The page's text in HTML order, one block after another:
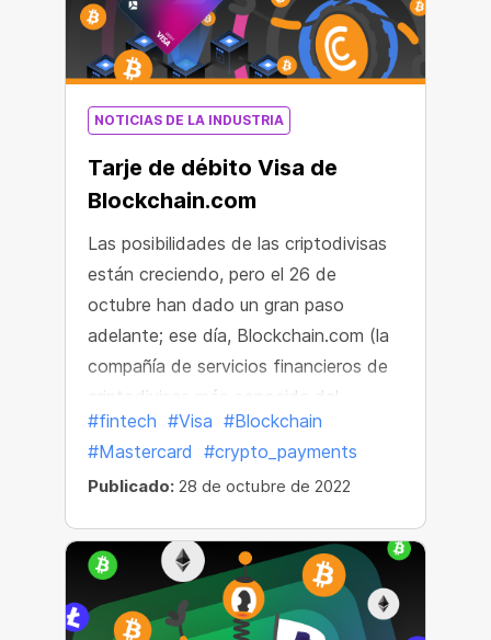
NOTICIAS DE LA INDUSTRIA
Tarje de débito Visa de
Blockchain.com
Las posibilidades de las criptodivisas
están creciendo, pero el 26 de
octubre han dado un gran paso
adelante; ese día, Blockchain.com (la
compañía de servicios financieros de
criptodivisas más conocida del
mundo) le reveló al mundo su nueva
Blockchain.com Visa® Card.
#fintech #Visa #Blockchain
#Mastercard #crypto_payments
Publicado: 28 de octubre de 2022